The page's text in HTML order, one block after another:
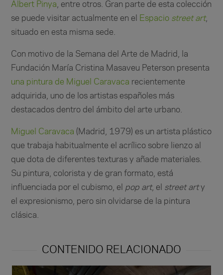
Albert Pinya, entre otros. Gran parte de esta colección
se puede visitar actualmente en el
Espacio street art,
situado en esta misma sede.
Con motivo de la Semana del Arte de Madrid, la
Fundación María Cristina Masaveu Peterson presenta
una pintura de Miguel Caravaca recientemente
adquirida, uno de los artistas españoles más
destacados dentro del ámbito del arte urbano.
Miguel Caravaca (Madrid, 1979) es un artista plástico
que trabaja habitualmente el acrílico sobre lienzo al
que dota de diferentes texturas y añade materiales.
Su pintura, colorista y de gran formato, está
influenciada por el cubismo, el pop art, el street arty
el expresionismo, pero sin olvidarse de la pintura
clásica.
CONTENIDO RELACIONADO